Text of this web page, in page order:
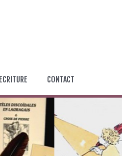
ECRITURE CONTACT